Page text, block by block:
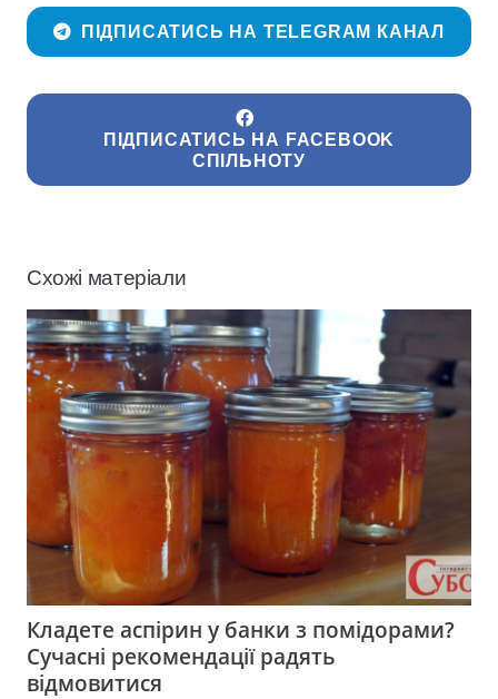
ПІДПИСАТИСЬ НА TELEGRAM КАНАЛ
ПІДПИСАТИСЬ НА FACEBOOK
СПІЛЬНОТУ
Схожі матеріали
Кладете аспірин у банки з помідорами?
Сучасні рекомендації радять
відмовитися